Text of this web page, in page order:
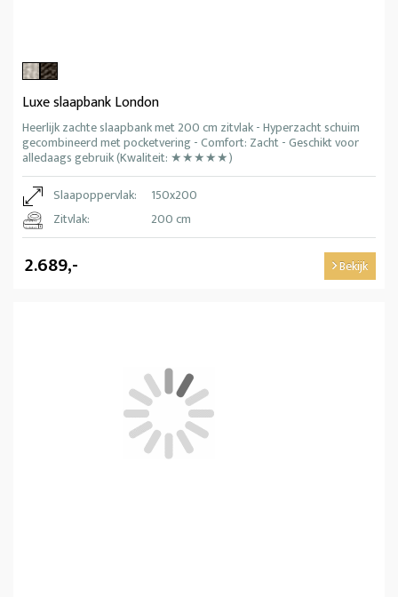
Luxe slaapbank London
Heerlijk zachte slaapbank met 200 cm zitvlak - Hyperzacht schuim
gecombineerd met pocketvering - Comfort: Zacht - Geschikt voor
alledaags gebruik (Kwaliteit: ★★★★★)
Slaapoppervlak:
150x200
Zitvlak:
200 cm
2.689,- Bekijk